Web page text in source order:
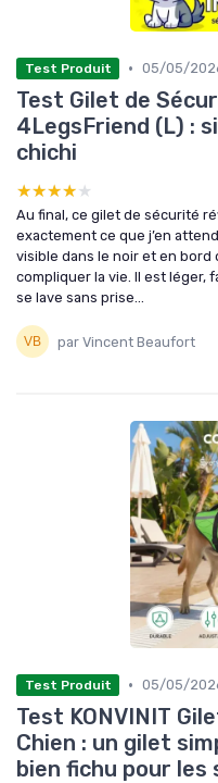
Test Produit • 05/05/
Test Gilet de
4LegsFriend (L) :
chichi
★★★★★
★★★★★
Au final, ce gilet de sécurité
exactement ce que j’en
visible dans le noir et en bord
compliquer la vie. Il est léger,
se lave sans prise...
par Vincent Beaufort
Test Produit • 05/05/
Test KONVINIT
Chien : un gilet
bien fichu pour les